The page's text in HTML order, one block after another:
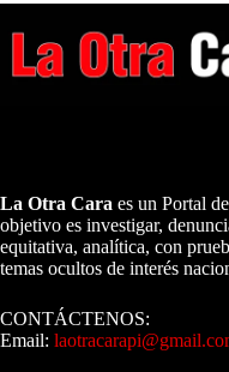
La Otra Cara es un Portal
objetivo es investigar,
equitativa, analítica, con
temas ocultos de interés
CONTÁCTENOS:
Email: